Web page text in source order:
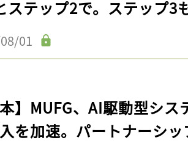
ステップ2で。ステップ3
01
本】MUFG、AI駆動型シ
を加速。パートナーシ
事をお気に入りに
ログイン